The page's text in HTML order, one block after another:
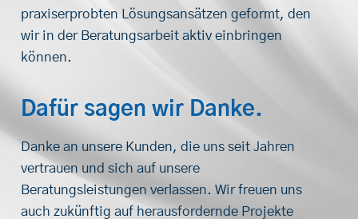
praxiserprobten Lösungsansätzen geformt, den
wir in der Beratungsarbeit aktiv einbringen
können.
Dafür sagen wir Danke.
Danke an unsere Kunden, die uns seit Jahren
vertrauen und sich auf unsere
Beratungsleistungen verlassen. Wir freuen uns
auch zukünftig auf herausfordernde Projekte